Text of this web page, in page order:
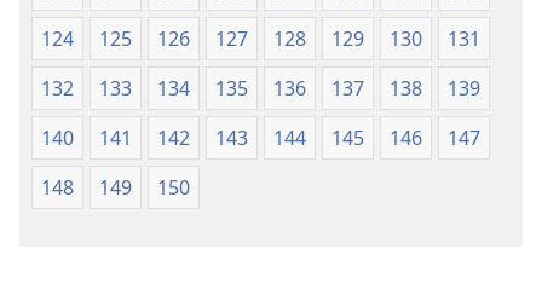
124
125 126 127 128 129 130
131
132
133 134 135 136 137 138
139
140
141 142 143 144 145 146
147
148
149 150